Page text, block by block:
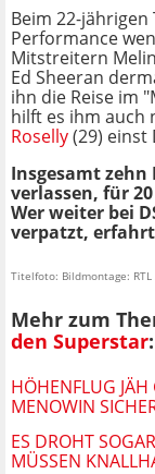
Beim 22-jährigen
Performance
Mitstreitern
Ed Sheeran
ihn die Reise im
hilft es ihm auch
Roselly(29) einst
Insgesamt
verlassen, für
Wer weiter bei
verpatzt,
Titelfoto: Bildmontage:
Mehr zum
den Superstar:
HÖHENFLUG
MENOWIN
ES DROHT
MÜSSEN